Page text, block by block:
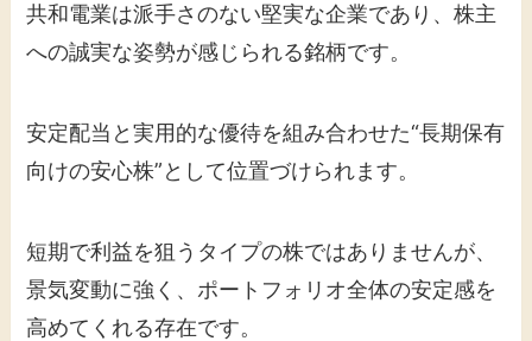
共和電業は派手さのない堅実な企業であり、株主
への誠実な姿勢が感じられる銘柄です。
安定配当と実用的な優待を組み合わせた“長期保有
向けの安心株”として位置づけられます。
短期で利益を狙うタイプの株ではありませんが、
景気変動に強く、ポートフォリオ全体の安定感を
高めてくれる存在です。